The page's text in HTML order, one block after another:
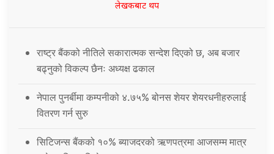
लेखकबाट थप
राष्ट्र बैंकको नीतिले सकारात्मक सन्देश दिएको छ, अब बजार
बढ्नुको विकल्प छैनः अध्यक्ष ढकाल
नेपाल पुनर्बीमा कम्पनीको ४.७५% बोनस शेयर शेयरधनीहरुलाई
वितरण गर्न सुरु
सिटिजन्स बैंकको १०% ब्याजदरको ऋणपत्रमा आजसम्म मात्र